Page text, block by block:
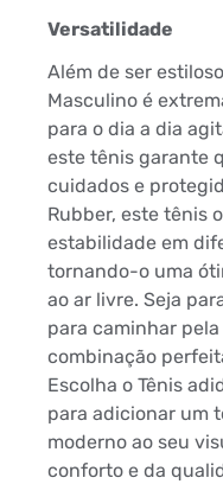
Versatilidade
Além de ser
Masculino é
para o dia a dia
este tênis garante
cuidados e
Rubber, este tênis
estabilidade em
tornando-o uma
ao ar livre. Seja
para caminhar
combinação
Escolha o Tênis
para adicionar um
moderno ao seu
conforto e da